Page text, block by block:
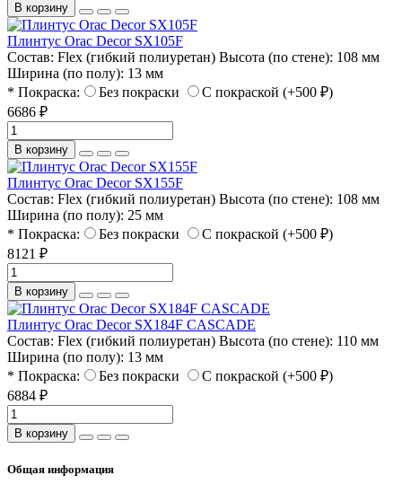
В корзину
Плинтус Orac Decor SX105F
Состав: Flex (гибкий полиуретан) Высота (по стене): 108 мм
Ширина (по полу): 13 мм
* Покраска:
Без покраски
С покраской (+500 ₽)
6686 ₽
В корзину
Плинтус Orac Decor SX155F
Состав: Flex (гибкий полиуретан) Высота (по стене): 108 мм
Ширина (по полу): 25 мм
* Покраска:
Без покраски
С покраской (+500 ₽)
8121 ₽
В корзину
Плинтус Orac Decor SX184F CASCADE
Состав: Flex (гибкий полиуретан) Высота (по стене): 110 мм
Ширина (по полу): 13 мм
* Покраска:
Без покраски
С покраской (+500 ₽)
6884 ₽
В корзину
Общая информация